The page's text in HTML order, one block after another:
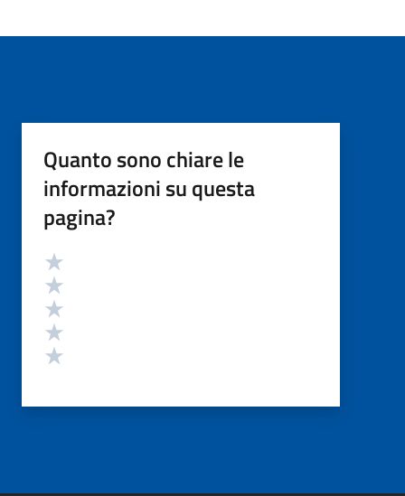
Quanto sono chiare le
informazioni su questa
pagina?
Valutazione